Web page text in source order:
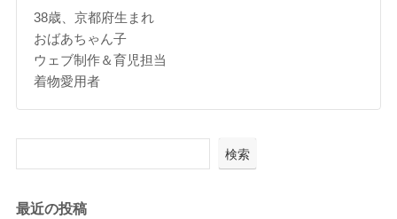
38歳、京都府生まれ
おばあちゃん子
ウェブ制作＆育児担当
着物愛用者
検索
最近の投稿